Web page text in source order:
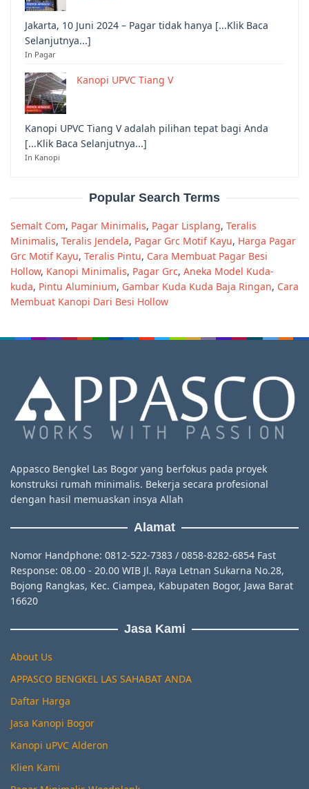
Jakarta, 10 Juni 2024 – Pagar tidak hanya [...Klik Baca
Selanjutnya...]
In Pagar
Kanopi UPVC Tiang V
Kanopi UPVC Tiang V adalah pilihan tepat bagi Anda
[...Klik Baca Selanjutnya...]
In Kanopi
Popular Search Terms
Semalt Com, Pagar Minimalis, Pagar Lisplang, Teralis
Minimalis, Teralis Jendela, Pagar Grc Motif Kayu, Harga Pagar
Grc Motif Kayu, Teralis Pintu, Cara Membuat Pagar Besi
Hollow, Kanopi Minimalis, Pagar Grc, Aneka Model Kuda-
kuda, Pintu Aluminium, Gambar Kuda Kuda Baja Ringan, Cara
Membuat Kanopi Dari Besi Hollow
Appasco Bengkel Las Bogor yang berfokus pada proyek
konstruksi rumah minimalis. Bekerja secara profesional
dengan hasil memuaskan insya Allah
Alamat
Nomor Handphone: 0812-522-7383 / 0858-8282-6854 Fast
Response: 08.00 - 20.00 WIB Jl. Raya Letnan Sukarna No.28,
Bojong Rangkas, Kec. Ciampea, Kabupaten Bogor, Jawa Barat
16620
Jasa Kami
About Us
APPASCO BENGKEL LAS SAHABAT ANDA
Daftar Harga
Jasa Kanopi Bogor
Kanopi uPVC Alderon
Klien Kami